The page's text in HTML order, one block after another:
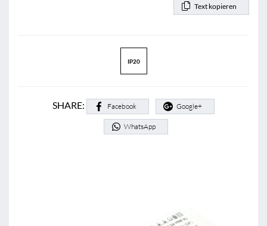
Text kopieren
IP20
SHARE: Facebook Google+
WhatsApp